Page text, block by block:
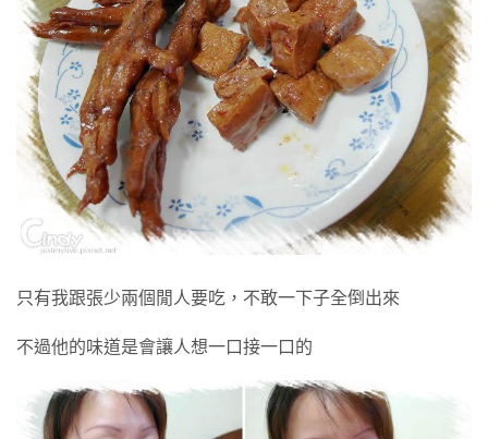
只有我跟張少兩個閒人要吃，不敢一下子全倒出來
不過他的味道是會讓人想一口接一口的